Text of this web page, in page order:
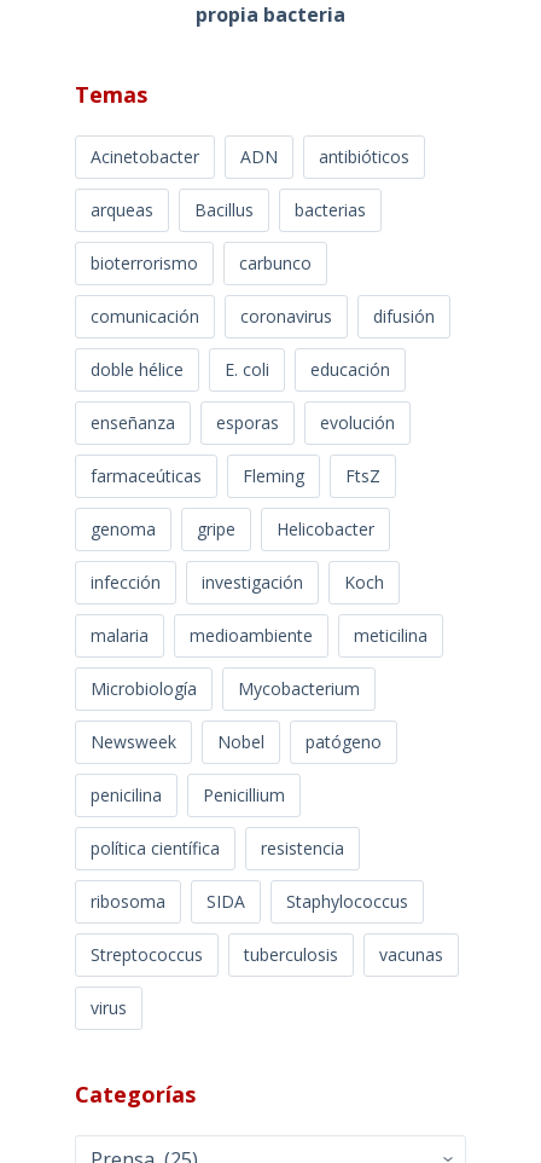
propia bacteria
Temas
Acinetobacter ADN antibióticos
arqueas Bacillus bacterias
bioterrorismo carbunco
comunicación coronavirus difusión
doble hélice E. coli educación
enseñanza esporas evolución
farmaceúticas Fleming FtsZ
genoma gripe Helicobacter
infección investigación Koch
malaria medioambiente meticilina
Microbiología Mycobacterium
Newsweek Nobel patógeno
penicilina Penicillium
política científica resistencia
ribosoma SIDA Staphylococcus
Streptococcus tuberculosis vacunas
virus
Categorías
Categorías